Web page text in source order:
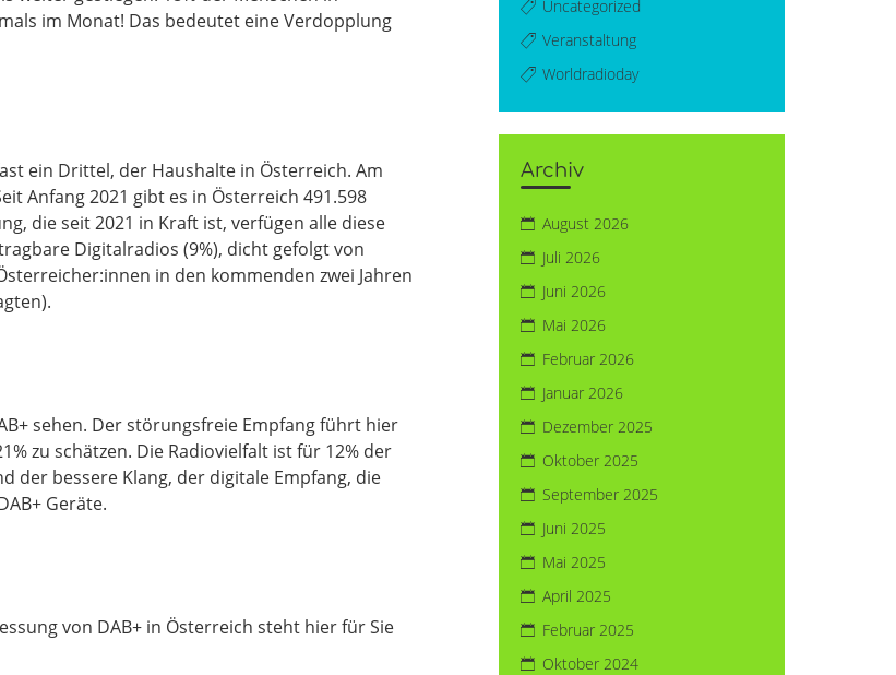
im Monat! Das bedeutet eine Verdopplung
ein Drittel, der Haushalte in Österreich. Am
Anfang 2021 gibt es in Österreich 491.598
die seit 2021 in Kraft ist, verfügen alle diese
Digitalradios (9%), dicht gefolgt von
in den kommenden zwei Jahren
sehen. Der störungsfreie Empfang führt hier
zu schätzen. Die Radiovielfalt ist für 12% der
der bessere Klang, der digitale Empfang, die
Geräte.
von DAB+ in Österreich steht hier für Sie
Uncategorized
Veranstaltung
Worldradioday
Archiv
August 2026
Juli 2026
Juni 2026
Mai 2026
Februar 2026
Januar 2026
Dezember 2025
Oktober 2025
September 2025
Juni 2025
Mai 2025
April 2025
Februar 2025
Oktober 2024